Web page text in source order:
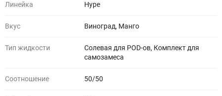
Линейка Hype
Вкус Виноград, Манго
Тип жидкости
Солевая для POD-ов, Комплект для
самозамеса
Соотношение 50/50